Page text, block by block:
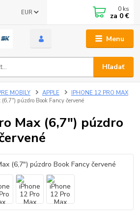
Menu
EUR
Hľadať
0 ks
za 0 €
MOBILY APPLE
IPHONE 12 PRO MAX
púzdro Book Fancy červené
Max (6,7") púzdro